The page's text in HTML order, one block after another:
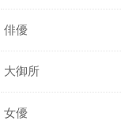
俳優
大御所
女優